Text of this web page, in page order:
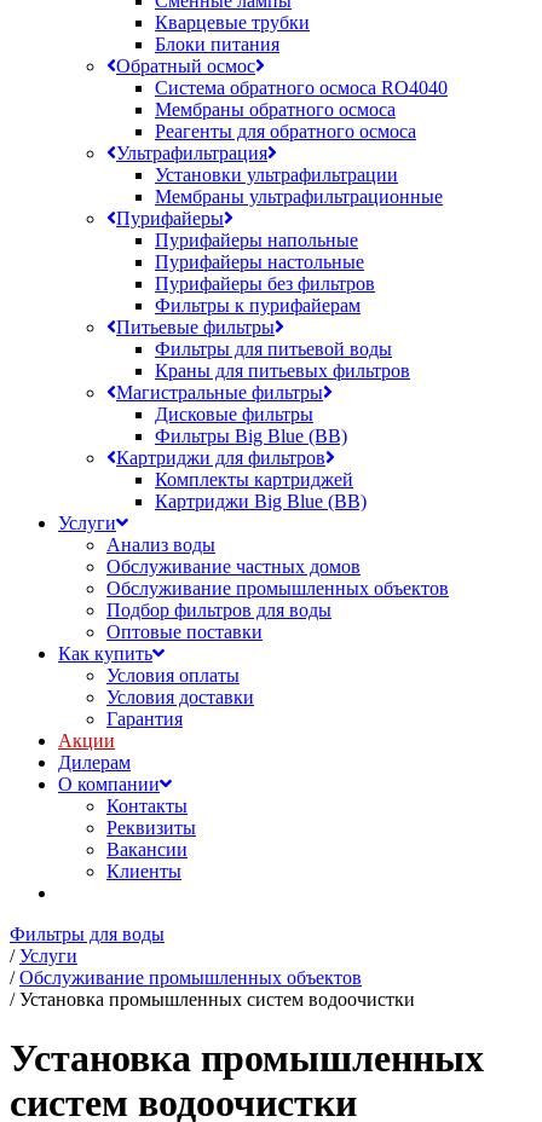
Кварцевые трубки
Блоки питания
Обратный осмос
Система обратного осмоса RO4040
Мембраны обратного осмоса
Реагенты для обратного осмоса
Ультрафильтрация
Установки ультрафильтрации
Мембраны ультрафильтрационные
Пурифайеры
Пурифайеры напольные
Пурифайеры настольные
Пурифайеры без фильтров
Фильтры к пурифайерам
Питьевые фильтры
Фильтры для питьевой воды
Краны для питьевых фильтров
Магистральные фильтры
Дисковые фильтры
Фильтры Big Blue (BB)
Картриджи для фильтров
Комплекты картриджей
Картриджи Big Blue (BB)
Услуги
Анализ воды
Обслуживание частных домов
Обслуживание промышленных объектов
Подбор фильтров для воды
Оптовые поставки
Как купить
Условия оплаты
Условия доставки
Гарантия
Акции
Дилерам
О компании
Контакты
Реквизиты
Вакансии
Клиенты
Фильтры для воды
/ Услуги
/ Обслуживание промышленных объектов
/ Установка промышленных систем водоочистки
Установка промышленных
систем водоочистки